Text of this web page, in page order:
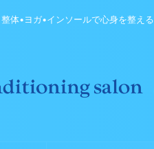
体•ヨガ•インソールで心身を整える